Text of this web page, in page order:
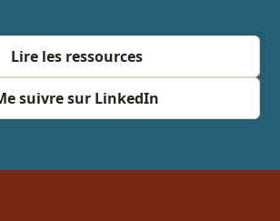
Lire les ressources
suivre sur LinkedIn